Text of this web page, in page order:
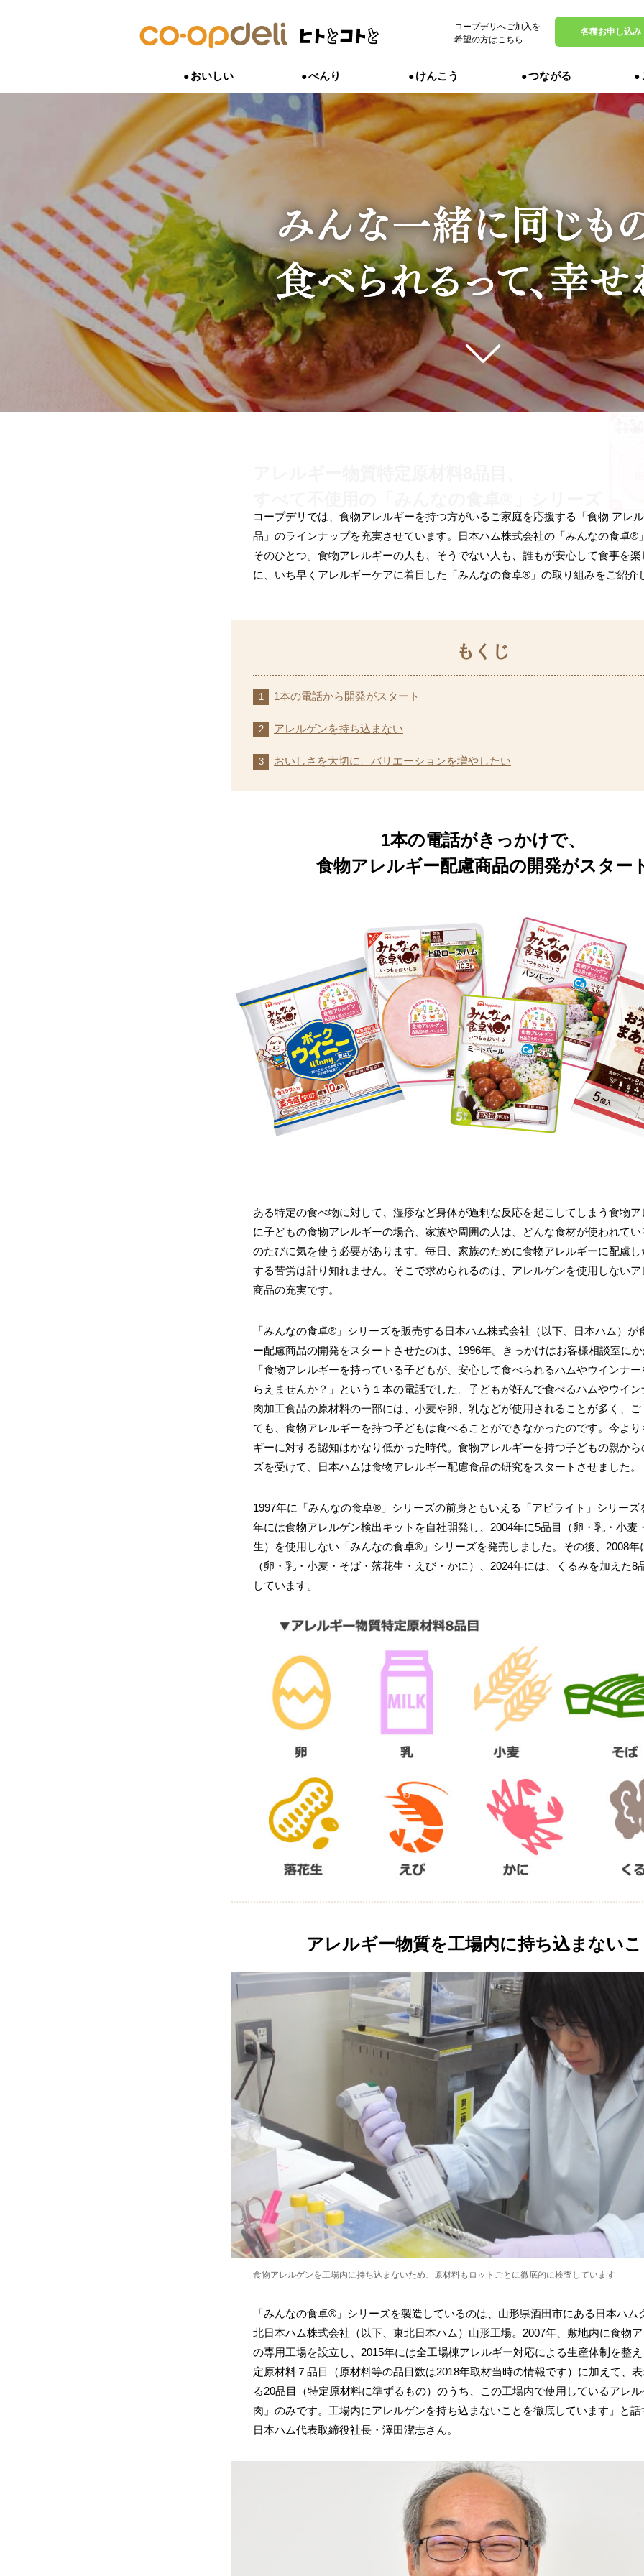
おいしい
おいしいは、うれしい。
おいしいにまつわる開発ストーリーや、エピソ
ードなど食卓を彩る商品たちができるまでをお
話しします。
べんり
｢これを出せば間違いない｣といった定番商品
や、時短・簡単はもちろん、組合員さんが使い
こなす様々な商品をご紹介します。
けんこう
小さい子どもから大人まで、私たちのからだ
は、食べたものでできています。家族のからだ
を気づかう気持ちを応援する商品をご紹介しま
す。
つながる
「こんな商品あったらいいな」、「こんなのを
作りたい」。
組合員さん、生産者、商品開発担当者、それぞ
れの想いがつながった商品があります。
そして、組合員さんと生産者が、お互いを知り
あう交流もしています。
子どものこと、子育てのこと。一番わかるのは
いつも子どもと一緒にいる人。
お母さん・お父さんの声を聞いて生まれた商品
をご紹介します。
コープデリへご加入を
希望の方はこちら
各種お申し込み
コープデリでは、食物アレルギーを持つ方がいるご家庭を応援する「食物 アレ
品」のラインナップを充実させています。日本ハム株式会社の「みんなの食卓®
そのひとつ。食物アレルギーの人も、そうでない人も、誰もが安心して食事を
に、いち早くアレルギーケアに着目した「みんなの食卓®」の取り組みをご紹介
1本の電話から開発がスタート
アレルゲンを持ち込まない
おいしさを大切に、バリエーションを増やしたい
1本の電話がきっかけで、
食物アレルギー配慮商品の開発がスター
ある特定の食べ物に対して、湿疹など身体が過剰な反応を起こしてしまう食物
に子どもの食物アレルギーの場合、家族や周囲の人は、どんな食材が使われて
のたびに気を使う必要があります。毎日、家族のために食物アレルギーに配慮
する苦労は計り知れません。そこで求められるのは、アレルゲンを使用しない
商品の充実です。
「みんなの食卓®」シリーズを販売する日本ハム株式会社（以下、日本ハム）が
ー配慮商品の開発をスタートさせたのは、1996年。きっかけはお客様相談室に
「食物アレルギーを持っている子どもが、安心して食べられるハムやウインナ
らえませんか？」という１本の電話でした。子どもが好んで食べるハムやウイ
肉加工食品の原材料の一部には、小麦や卵、乳などが使用されることが多く、
ても、食物アレルギーを持つ子どもは食べることができなかったのです。今よ
ギーに対する認知はかなり低かった時代。食物アレルギーを持つ子どもの親か
ズを受けて、日本ハムは食物アレルギー配慮食品の研究をスタートさせました。
1997年に「みんなの食卓®」シリーズの前身ともいえる「アピライト」シリーズ
年には食物アレルゲン検出キットを自社開発し、2004年に5品目（卵・乳・小麦
生）を使用しない「みんなの食卓®」シリーズを発売しました。その後、2008年
（卵・乳・小麦・そば・落花生・えび・かに）、2024年には、くるみを加えた8
しています。
アレルギー物質を工場内に持ち込まない
食物アレルゲンを工場内に持ち込まないため、原材料もロットごとに徹底的に検査しています
「みんなの食卓®」シリーズを製造しているのは、山形県酒田市にある日本ハム
北日本ハム株式会社（以下、東北日本ハム）山形工場。2007年、敷地内に食物
の専用工場を設立し、2015年には全工場棟アレルギー対応による生産体制を整
定原材料７品目（原材料等の品目数は2018年取材当時の情報です）に加えて、
る20品目（特定原材料に準ずるもの）のうち、この工場内で使用しているアレ
肉』のみです。工場内にアレルゲンを持ち込まないことを徹底しています」と
日本ハム代表取締役社長・澤田潔志さん。